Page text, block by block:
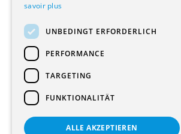
Medizinische Einrichtungen
Kultur - Sport - Freizeit
Industrie - Handwerk
Transport und Parkplätze
Diverse Bauten
Allgemeine Bedingungen
savoir plus
UNBEDINGT ERFORDERLICH
PERFORMANCE
TARGETING
FUNKTIONALITÄT
ALLE AKZEPTIEREN